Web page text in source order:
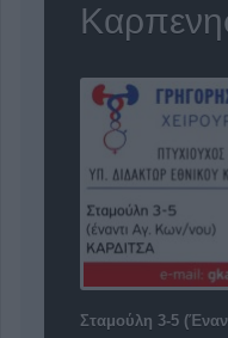
Σταμούλη 3-5